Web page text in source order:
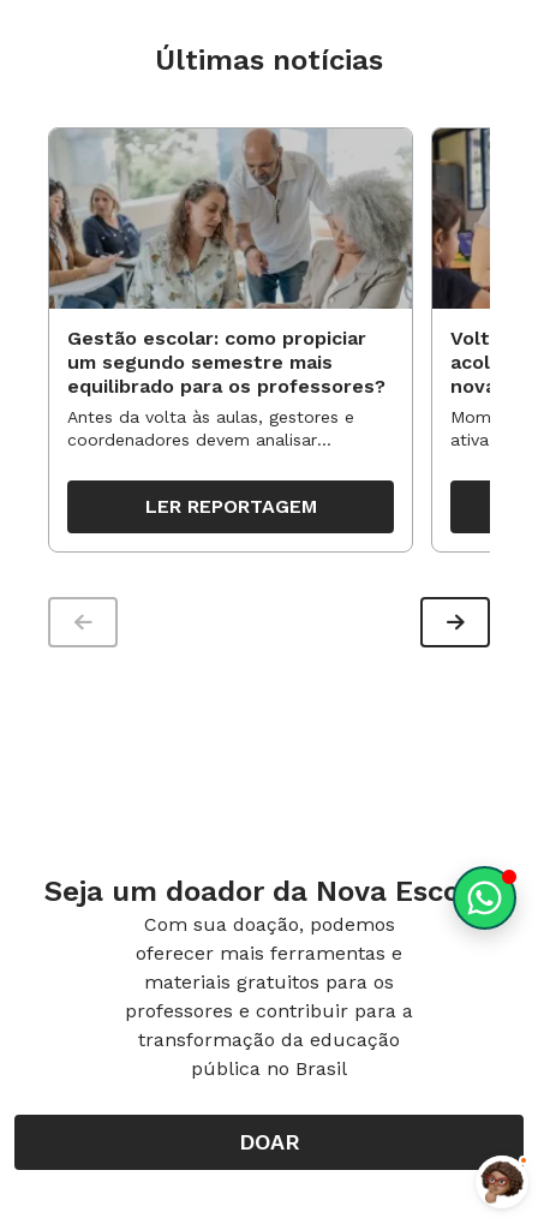
Últimas notícias
Gestão escolar: como propiciar
um segundo semestre mais
equilibrado para os professores?
Antes da volta às aulas, gestores e
coordenadores devem analisar
organizar ações para orientar o
trabalho pedagógico ao longo do
período
LER REPORTAGEM
Volta às
novas
ativa
propostas
Seja um doador da Nova Escola!
Com sua doação, podemos
oferecer mais ferramentas e
materiais gratuitos para os
professores e contribuir para a
transformação da educação
pública no Brasil
DOAR